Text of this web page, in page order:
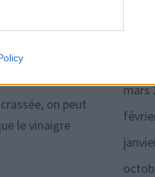
on peut
le vinaigre
mars